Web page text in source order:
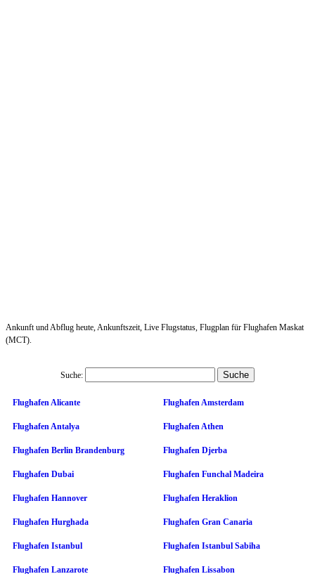
Ankunft und Abflug heute, Ankunftszeit, Live Flugstatus, Flugplan für Flughafen Maskat
(MCT).
Suche:
Flughafen Alicante Flughafen Amsterdam
Flughafen Antalya Flughafen Athen
Flughafen Berlin Brandenburg Flughafen Djerba
Flughafen Dubai Flughafen Funchal Madeira
Flughafen Hannover Flughafen Heraklion
Flughafen Hurghada Flughafen Gran Canaria
Flughafen Istanbul Flughafen Istanbul Sabiha
Flughafen Lanzarote Flughafen Lissabon